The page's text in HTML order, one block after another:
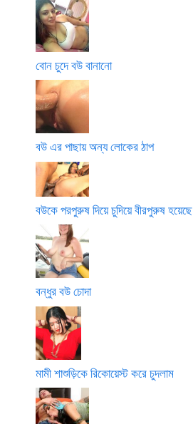
বোন চুদে বউ বানানো
বউ এর পাছায় অন্য লোকের ঠাপ
বউকে পরপুরুষ দিয়ে চুদিয়ে বীরপুরুষ হয়েছে
বন্ধুর বউ চোদা
মামী শাশুড়িকে রিকোয়েস্ট করে চুদলাম